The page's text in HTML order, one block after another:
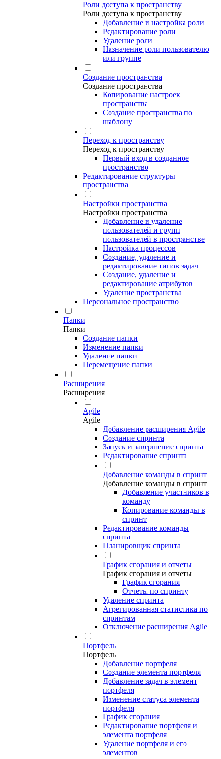
Роли доступа к пространству
Роли доступа к пространству
Добавление и настройка роли
Редактирование роли
Удаление роли
Назначение роли пользователю
или группе
Создание пространства
Создание пространства
Копирование настроек
пространства
Создание пространства по
шаблону
Переход к пространству
Переход к пространству
Первый вход в созданное
пространство
Редактирование структуры
пространства
Настройки пространства
Настройки пространства
Добавление и удаление
пользователей и групп
пользователей в пространстве
Настройка процессов
Создание, удаление и
редактирование типов задач
Создание, удаление и
редактирование атрибутов
Удаление пространства
Персональное пространство
Папки
Папки
Создание папки
Изменение папки
Удаление папки
Перемещение папки
Расширения
Расширения
Agile
Agile
Добавление расширения Agile
Создание спринта
Запуск и завершение спринта
Редактирование спринта
Добавление команды в спринт
Добавление команды в спринт
Добавление участников в
команду
Копирование команды в
спринт
Редактирование команды
спринта
Планировщик спринта
График сгорания и отчеты
График сгорания и отчеты
График сгорания
Отчеты по спринту
Удаление спринта
Агрегированная статистика по
спринтам
Отключение расширения Agile
Портфель
Портфель
Добавление портфеля
Создание элемента портфеля
Добавление задач в элемент
портфеля
Изменение статуса элемента
портфеля
График сгорания
Редактирование портфеля и
элемента портфеля
Удаление портфеля и его
элементов